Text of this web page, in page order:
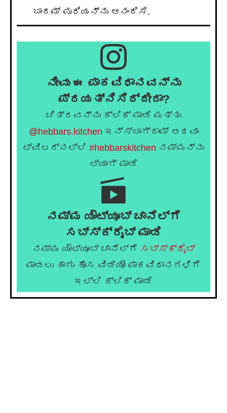
ಬಾದಮ್ ಪುರಿಯನ್ನು ಆನಂದಿಸಿ.
ನೀವು ಈ ಪಾಕವಿಧಾನವನ್ನು
ಪ್ರಯತ್ನಿಸಿದ್ದೀರಾ?
ಚಿತ್ರವನ್ನು ಕ್ಲಿಕ್ ಮಾಡಿ ಮತ್ತು
@hebbars.kitchen ಇನ್ಸ್ಟಾಗ್ರಾಮ್ ಅಥವಾ
ಟ್ವಿಟರ್‌ನಲ್ಲಿ #hebbarskitchen ನಮ್ಮನ್ನು
ಟ್ಯಾಗ್ ಮಾಡಿ
ನಮ್ಮ ಯೌಟ್ಯೂಬ್ ಚಾನೆಲ್ಗೆ
ಸಬ್ಸ್ಕ್ರೈಬ್ ಮಾಡಿ
ನಮ್ಮ ಯೌಟ್ಯೂಬ್ ಚಾನೆಲ್ಗೆ ಸಬ್ಸ್ಕ್ರೈಬ್
ಮಾಡಲು ಹಾಗು ಹೊಸ ವಿಡಿಯೋ ಪಾಕವಿಧಾನಗಳಿಗೆ
ಇಲ್ಲಿ ಕ್ಲಿಕ್ ಮಾಡಿ